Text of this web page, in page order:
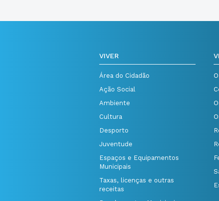
VIVER
Área do Cidadão
Ação Social
Ambiente
Cultura
Desporto
Juventude
Espaços e Equipamentos
Municipais
Taxas, licenças e outras
receitas